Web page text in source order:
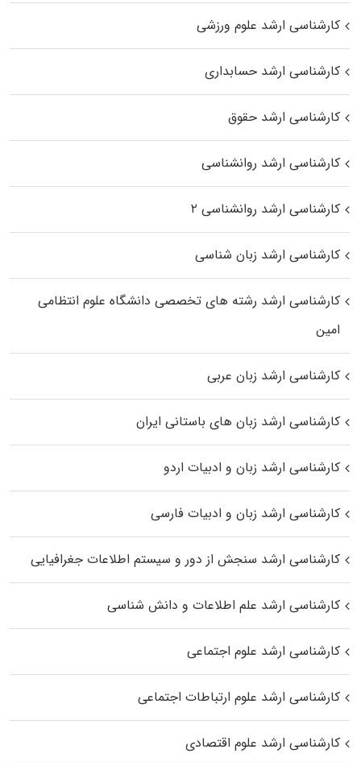
کارشناسی ارشد علوم ورزشی
کارشناسی ارشد حسابداری
کارشناسی ارشد حقوق
کارشناسی ارشد روانشناسی
کارشناسی ارشد روانشناسی ۲
کارشناسی ارشد زبان شناسی
کارشناسی ارشد رﺷﺘﻪ ﻫﺎی تخصصی داﻧﺸﮕﺎه ﻋﻠﻮم انتظامی
اﻣﻴﻦ
کارشناسی ارشد زبان عربی
کارشناسی ارشد زبان‌ های باستانی ایران
کارشناسی ارشد زبان و ادبیات اردو
کارشناسی ارشد زبان و ادبیات فارسی
کارشناسی ارشد سنجش از دور و سیستم اطلاعات جغرافیایی
کارشناسی ارشد علم اطلاعات و دانش شناسی
کارشناسی ارشد علوم اجتماعی
کارشناسی ارشد علوم ارتباطات اجتماعی
کارشناسی ارشد علوم اقتصادی